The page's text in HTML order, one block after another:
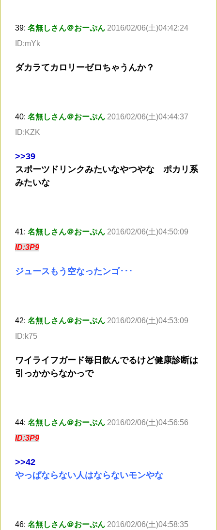
39: 名無しさん＠おーぷん 2016/02/06(土)04:42:24
ID:mYk
ダカラてカロリーゼロちゃうんか？
40: 名無しさん＠おーぷん 2016/02/06(土)04:44:37
ID:KZK
>>39
スポーツドリンクみたいなやつやな ポカリ系
みたいな
41: 名無しさん＠おーぷん 2016/02/06(土)04:50:09
ID:3P9
ジュースもう空なったンゴ･･･
42: 名無しさん＠おーぷん 2016/02/06(土)04:53:09
ID:k75
ワイライフガード毎日飲んでるけど健康診断は
引っかからなかっで
44: 名無しさん＠おーぷん 2016/02/06(土)04:56:56
ID:3P9
>>42
やっぱならない人はならないモンやな
46: 名無しさん＠おーぷん 2016/02/06(土)04:58:35